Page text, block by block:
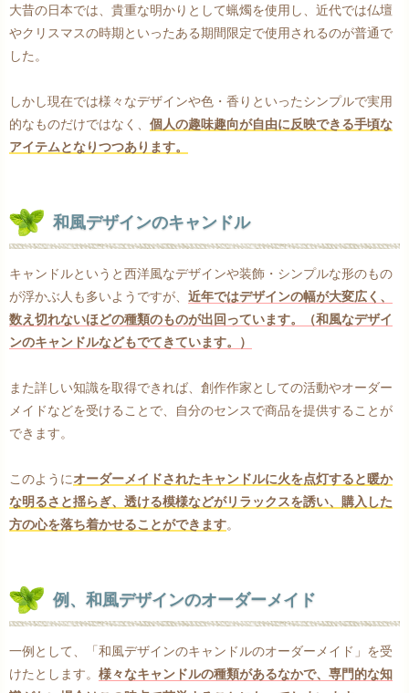
大昔の日本では、貴重な明かりとして蝋燭を使用し、近代では仏壇
やクリスマスの時期といったある期間限定で使用されるのが普通で
した。
しかし現在では様々なデザインや色・香りといったシンプルで実用
的なものだけではなく、 個人の趣味趣向が自由に反映できる手頃な
アイテムとなりつつあります。
和風デザインのキャンドル
キャンドルというと西洋風なデザインや装飾・シンプルな形のもの
が浮かぶ人も多いようですが、 近年ではデザインの幅が大変広く、
数え切れないほどの種類のものが出回っています。（和風なデザイ
ンのキャンドルなどもでてきています。）
また詳しい知識を取得できれば、創作作家としての活動やオーダー
メイドなどを受けることで、自分のセンスで商品を提供することが
できます。
このようにオーダーメイドされたキャンドルに火を点灯すると暖か
な明るさと揺らぎ、透ける模様などがリラックスを誘い、購入した
方の心を落ち着かせることができます。
例、和風デザインのオーダーメイド
一例として、「和風デザインのキャンドルのオーダーメイド」を受
けたとします。 様々なキャンドルの種類があるなかで、専門的な知